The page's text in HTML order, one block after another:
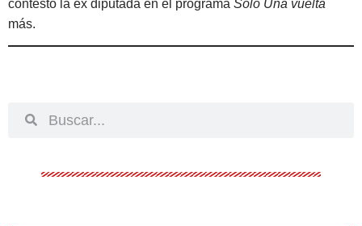
contestó la ex diputada en el programa Sólo Una vuelta
más.